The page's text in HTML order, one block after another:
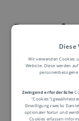
Diese
Wir verwenden Cookies
Website. Diese werden
Zwingend erforderliche
"Cookies")
Einwilligung zwecks
optionaler Natur und
Cookies erfassen